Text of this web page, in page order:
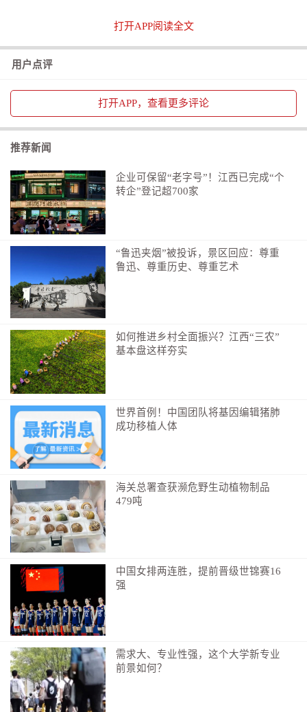
在战火纷飞的年代，革命先烈们前赴后继、浴血奋
战。他们以血肉之躯抵挡敌人的枪林弹雨，用坚定的信
念和顽强的意志，书写了一曲曲感天动地的英雄赞歌。
董存瑞舍身炸碉堡，为部队开辟了前进的道路；黄继光
用胸膛堵住枪眼，为战友赢得了胜利的契机；邱少云在
烈火中永生，展现出了钢铁般的纪律和意志……正是无
够在和平的阳光下安居乐业。
时光流转，和平年代里，人民军队的使命从未改
变。如今，国际形势风云变幻，局部冲突不断，世界并
不太平。霸权主义、恐怖主义、跨国犯罪等非传统安全
威胁日益凸显，给世界和平与发展带来严峻挑战。在这
样的背景下，人民子弟兵接续奋斗、捍卫和平，成为守
护国家安全和人民幸福的钢铁长城。
在边疆海防，他们顶风冒雪、戍边守疆，用忠诚和
热血捍卫着祖国的每一寸土地；在抗洪抢险现场，他们
争分夺秒、筑堤抢险，用身躯阻挡汹涌的洪水，保护人
民群众的生命财产安全；在抗震救灾一线，他们不顾余
震危险，深入废墟搜救幸存者，给受灾群众带来生的希
望。无论是在高山峡谷、大漠戈壁，还是在繁华都市、
偏远乡村，只要是祖国和人民需要的地方，总能看到他
们英勇无畏的身影。
“锦绣山河，有你心安”——人民军队的存在，是国
家稳定、人民幸福的坚实保障。他们用行动诠释着“全心
全意为人民服务”的根本宗旨，用生命践行着对党和人民
的忠诚。在八一军旗的指引下，他们走过了98年的光辉
历程，创造了无数辉煌业绩。
站在新的历史起点上，我们坚信，人民军队将继续
发扬优良传统，不断提升战斗力，以更加坚定的信念、
更加顽强的作风、更加过硬的本领，应对各种风险挑
战，守护好祖国的锦绣山河。让我们向这群“最可爱的
人”致以最崇高的敬意，祝愿人民军队在未来的征程中再
创辉煌，让山河永固、让岁月长安。
打开APP阅读全文
用户点评
打开APP，查看更多评论
推荐新闻
企业可保留“老字号”！江西已完成“个
转企”登记超700家
“鲁迅夹烟”被投诉，景区回应：尊重
鲁迅、尊重历史、尊重艺术
如何推进乡村全面振兴？江西“三农”
基本盘这样夯实
世界首例！中国团队将基因编辑猪肺
成功移植人体
海关总署查获濒危野生动植物制品
479吨
中国女排两连胜，提前晋级世锦赛16
强
需求大、专业性强，这个大学新专业
前景如何？